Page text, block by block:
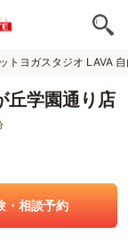
トヨガスタジオ LAVA
丘学園通り店
・相談予約